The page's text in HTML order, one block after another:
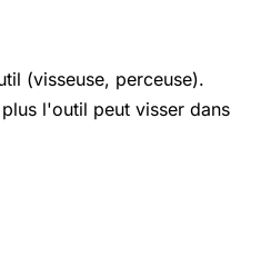
(visseuse, perceuse).
l'outil peut visser dans